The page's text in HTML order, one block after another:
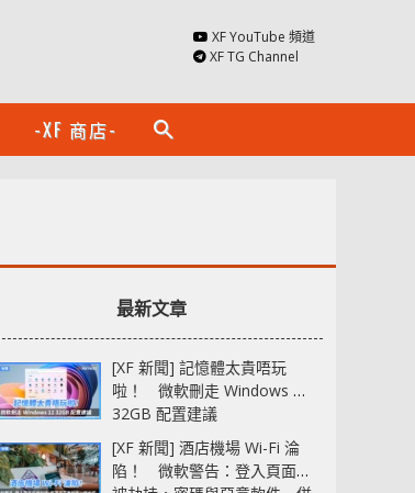
XF YouTube 頻道
XF TG Channel
-XF 商店- search
最新文章
[XF 新聞] 記憶體太貴唔玩
啦！ 微軟刪走 Windows 11
32GB 配置建議
[XF 新聞] 酒店機場 Wi-Fi 淪
陷！ 微軟警告：登入頁面可